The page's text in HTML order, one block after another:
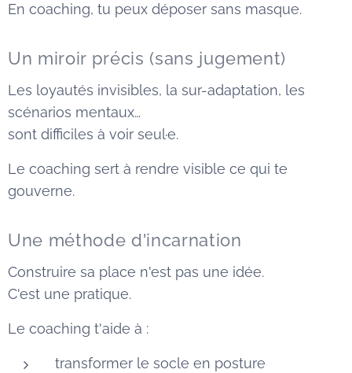
En coaching, tu peux déposer sans masque.
Un miroir précis (sans jugement)
Les loyautés invisibles, la sur-adaptation, les
scénarios mentaux…
sont difficiles à voir seul·e.
Le coaching sert à rendre visible ce qui te
gouverne.
Une méthode d'incarnation
Construire sa place n'est pas une idée.
C'est une pratique.
Le coaching t'aide à :
transformer le socle en posture